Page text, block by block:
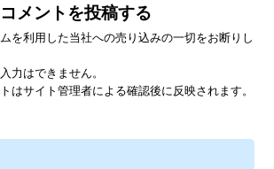
コメントを投稿する
を利用した当社への売り込みの一切をお断りし
力はできません。
はサイト管理者による確認後に反映されます。